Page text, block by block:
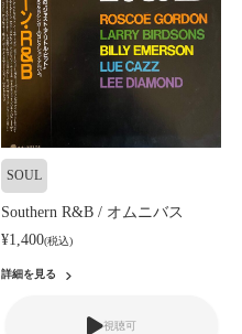
SOUL
Southern R&B / オムニバス
¥1,400(税込)
詳細を見る
視聴可